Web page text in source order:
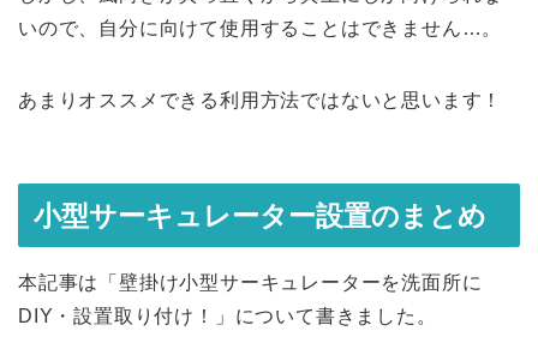
いので、自分に向けて使用することはできません…。
あまりオススメできる利用方法ではないと思います！
小型サーキュレーター設置のまとめ
本記事は「壁掛け小型サーキュレーターを洗面所に
DIY・設置取り付け！」について書きました。